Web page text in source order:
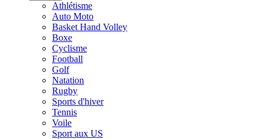
Athlétisme
Auto Moto
Basket Hand Volley
Boxe
Cyclisme
Football
Golf
Natation
Rugby
Sports d'hiver
Tennis
Voile
Sport aux US